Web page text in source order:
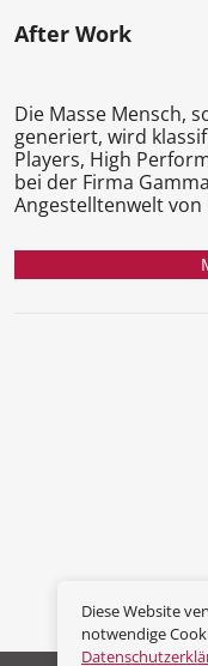
After Work
Die Masse Mensch,
generiert, wird
Players, High
bei der Firma
Angestelltenwelt von
Diese Website
notwendige